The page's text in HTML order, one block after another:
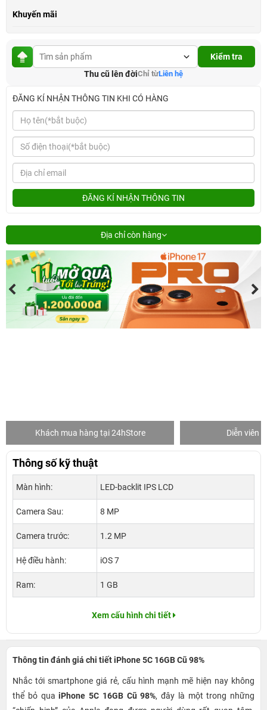
Khuyến mãi
Kiểm tra
Thu cũ lên đờiChỉ từLiên hệ
ĐĂNG KÍ NHẬN THÔNG TIN KHI CÓ HÀNG
ĐĂNG KÍ NHẬN THÔNG TIN
Địa chỉ còn hàng
Khách mua hàng tại 24hStore Diễn viên
Thông số kỹ thuật
Màn hình: LED-backlit IPS LCD
Camera Sau: 8 MP
Camera trước: 1.2 MP
Hệ điều hành: iOS 7
Ram: 1 GB
Xem cấu hình chi tiết
Thông tin đánh giá chi tiết iPhone 5C 16GB Cũ 98%
Nhắc tới smartphone giá rẻ, cấu hình mạnh mẽ hiện nay không
thể bỏ quaiPhone 5C 16GB Cũ 98%, đây là một trong những